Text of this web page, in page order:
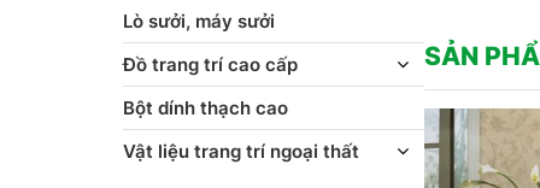
SẢN
Lò sưởi, máy sưởi
Đồ trang trí cao cấp
Bột dính thạch cao
Vật liệu trang trí ngoại thất